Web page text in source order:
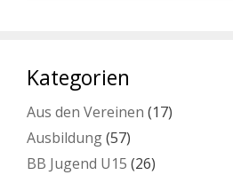
Kategorien
Aus den Vereinen (17)
Ausbildung(57)
BB Jugend U15 (26)